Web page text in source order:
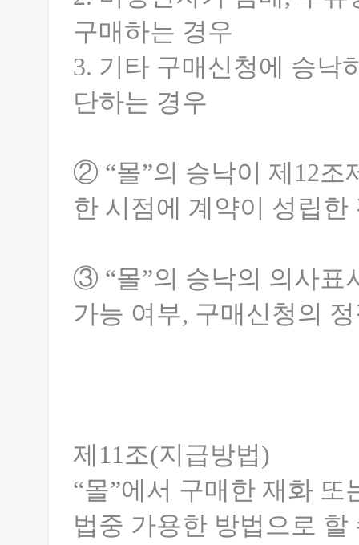
구매하는 경우
3. 기타 구매신청에 승낙
단하는 경우
② “몰”의 승낙이 제12조
한 시점에 계약이 성립한
③ “몰”의 승낙의 의사표
가능 여부, 구매신청의
제11조(지급방법)
“몰”에서 구매한 재화
법중 가용한 방법으로